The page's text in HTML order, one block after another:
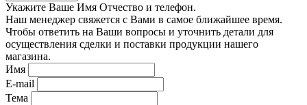
Укажите Ваше Имя Отчество и телефон.
Наш менеджер свяжется с Вами в самое ближайшее время.
Чтобы ответить на Ваши вопросы и уточнить детали для
осуществления сделки и поставки продукции нашего
магазина.
Имя
E-mail
Тема